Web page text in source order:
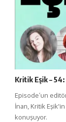
Kritik Eşik – 54:
Episode’un
İnan, Kritik
konuşuyor.